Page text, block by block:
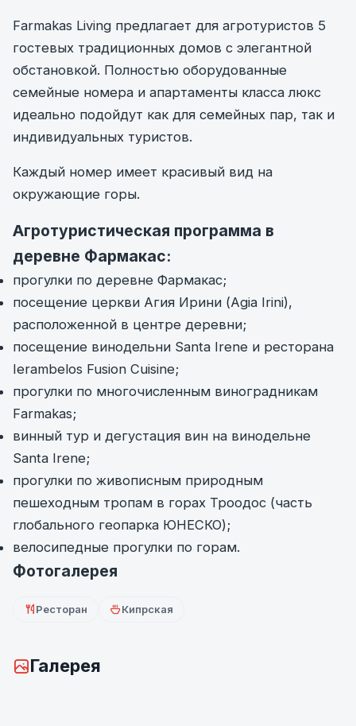
Farmakas Living предлагает для агротуристов 5
гостевых традиционных домов с элегантной
обстановкой. Полностью оборудованные
семейные номера и апартаменты класса люкс
идеально подойдут как для семейных пар, так и
индивидуальных туристов.
Каждый номер имеет красивый вид на
окружающие горы.
Агротуристическая программа в
деревне Фармакас:
прогулки по деревне Фармакас;
посещение церкви Агия Ирини (Agia Irini),
расположенной в центре деревни;
посещение винодельни Santa Irene и ресторана
Ierambelos Fusion Cuisine;
прогулки по многочисленным виноградникам
Farmakas;
винный тур и дегустация вин на винодельне
Santa Irene;
прогулки по живописным природным
пешеходным тропам в горах Троодос (часть
глобального геопарка ЮНЕСКО);
велосипедные прогулки по горам.
Фотогалерея
Ресторан Кипрская
Галерея